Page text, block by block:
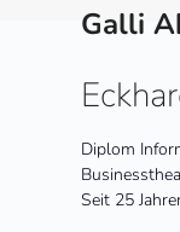
Galli
Open
menu
Close
menu
Diplom
Seit 25